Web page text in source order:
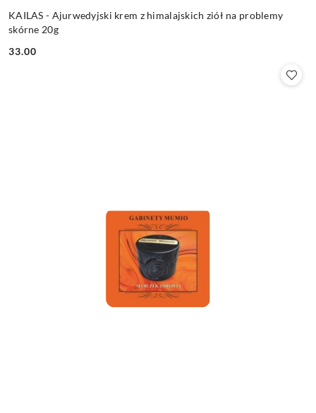
KAILAS - Ajurwedyjski krem z himalajskich ziół na problemy
skórne 20g
Cena:
33.00